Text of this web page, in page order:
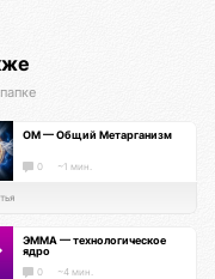
ОМ — Общий Метарганизм
0 ~1 мин.
ЭММА — технологическое
ядро
0 ~4 мин.